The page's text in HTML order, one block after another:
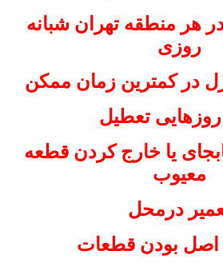
هر منطقه تهران شبانه
روزی
در کمترین زمان ممکن
تعطیل
یا خارج کردن قطعه
معیوب
درمحل
بودن قطعات